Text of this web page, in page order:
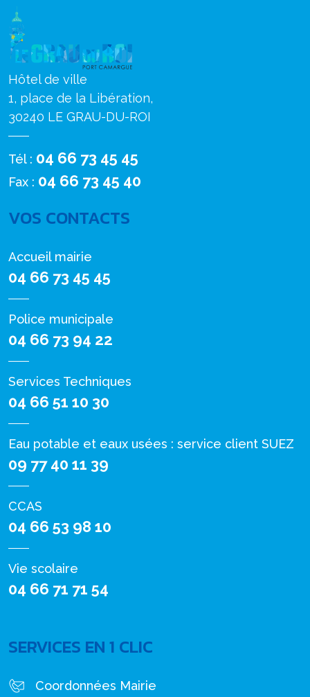
Hôtel de ville
1, place de la Libération,
30240 LE GRAU-DU-ROI
Tél : 04 66 73 45 45
Fax : 04 66 73 45 40
VOS CONTACTS
Accueil mairie
04 66 73 45 45
Police municipale
04 66 73 94 22
Services Techniques
04 66 51 10 30
Eau potable et eaux usées : service client SUEZ
09 77 40 11 39
CCAS
04 66 53 98 10
Vie scolaire
04 66 71 71 54
SERVICES EN 1 CLIC
Coordonnées Mairie